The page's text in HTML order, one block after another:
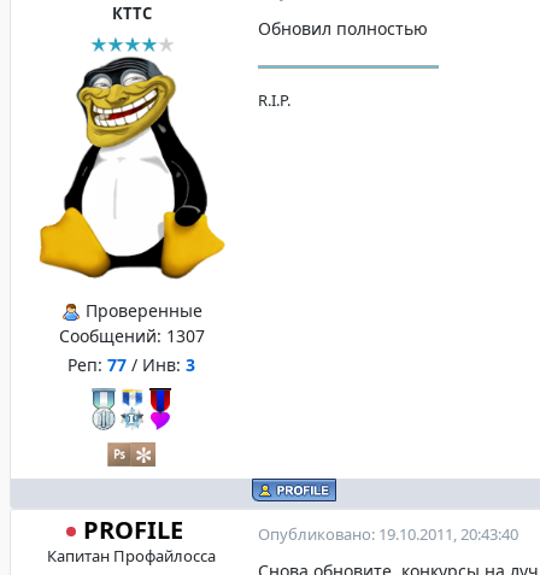
КТТС
Проверенные
Сообщений: 1307
Реп: 77 / Инв: 3
Обновил полностью
R.I.P.
PROFILE
Капитан Профайлосса
Опубликовано: 19.10.2011, 20:43:40